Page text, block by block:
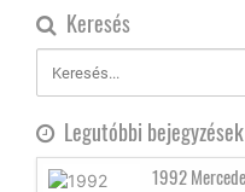
Keresés
Legutóbbi bejegyzések
1992